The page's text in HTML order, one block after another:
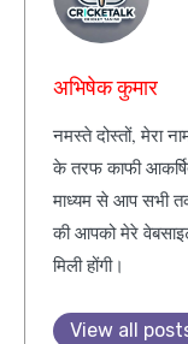
अभिषेक कुमार
नमस्ते दोस्तों, मेरा
के तरफ काफी
माध्यम से आप सभी
की आपको मेरे
मिली होंगी।
View all